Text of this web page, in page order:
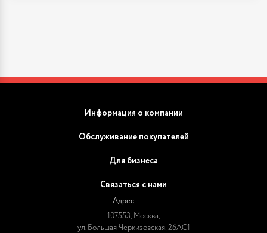
Информация о компании
Обслуживание покупателей
Для бизнеса
Связаться с нами
Адрес
107553, Москва,
ул. Большая Черкизовская, 26АС1